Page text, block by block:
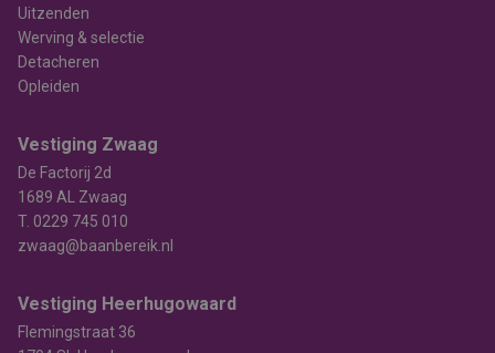
Uitzenden
Werving & selectie
Detacheren
Opleiden
Vestiging Zwaag
De Factorij 2d
1689 AL Zwaag
T. 0229 745 010
zwaag@baanbereik.nl
Vestiging Heerhugowaard
Flemingstraat 36